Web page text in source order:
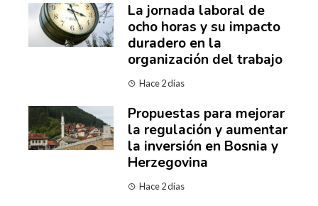
La jornada laboral de
ocho horas y su impacto
duradero en la
organización del trabajo
Hace 2 días
Propuestas para mejorar
la regulación y aumentar
la inversión en Bosnia y
Herzegovina
Hace 2 días